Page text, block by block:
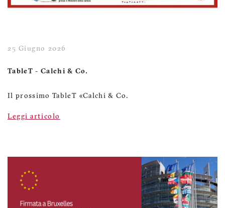
25 Giugno 2026
TableT - Calchi & Co.
Il prossimo TableT «Calchi & Co.
Leggi articolo